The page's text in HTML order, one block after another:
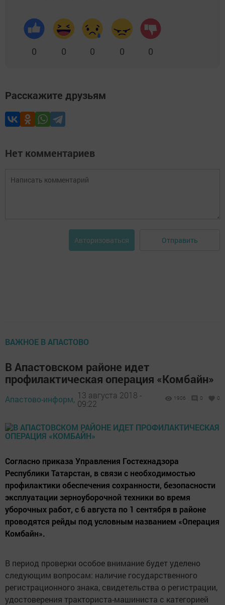
0 0 0 0 0
Расскажите друзьям
Нет комментариев
Авторизоваться Отправить
ВАЖНОЕ В АПАСТОВО
В Апастовском районе идет
профилактическая операция «Комбайн»
Апастово-информ, 13 августа 2018 -
09:22
1906 0 0
Согласно приказа Управления Гостехнадзора
Республики Татарстан, в связи с необходимостью
профилактики обеспечения сохранности, безопасности
эксплуатации зерноуборочной техники во время
уборочных работ, с 6 августа по 1 сентября в районе
проводятся рейды под условным названием «Операция
Комбайн».
В период проверки особое внимание будет уделено
следующим вопросам: наличие государственного
регистрационного знака, свидетельства о регистрации,
удостоверения тракториста-машиниста с категорией